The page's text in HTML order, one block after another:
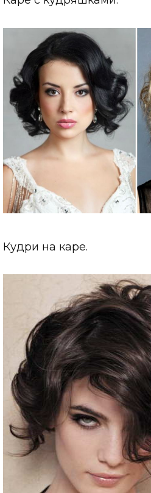
Кудри на каре.